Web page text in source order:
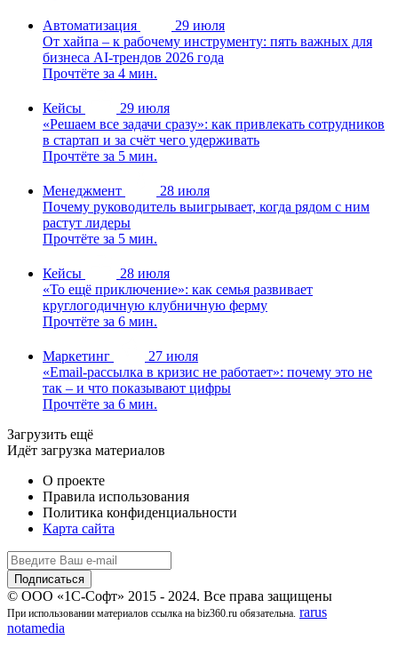
Автоматизация
29 июля
От хайпа – к рабочему инструменту: пять важных для
бизнеса AI-трендов 2026 года
Прочтёте за 4 мин.
Кейсы
29 июля
«Решаем все задачи сразу»: как привлекать сотрудников
в стартап и за счёт чего удерживать
Прочтёте за 5 мин.
Менеджмент
28 июля
Почему руководитель выигрывает, когда рядом с ним
растут лидеры
Прочтёте за 5 мин.
Кейсы
28 июля
«То ещё приключение»: как семья развивает
круглогодичную клубничную ферму
Прочтёте за 6 мин.
Маркетинг
27 июля
«Email-рассылка в кризис не работает»: почему это не
так – и что показывают цифры
Прочтёте за 6 мин.
Загрузить ещё
Идёт загрузка материалов
О проекте
Правила использования
Политика конфиденциальности
Карта сайта
© ООО «1С-Софт» 2015 - 2024. Все права защищены
При использовании материалов ссылка на biz360.ru обязательна. rarus
notamedia